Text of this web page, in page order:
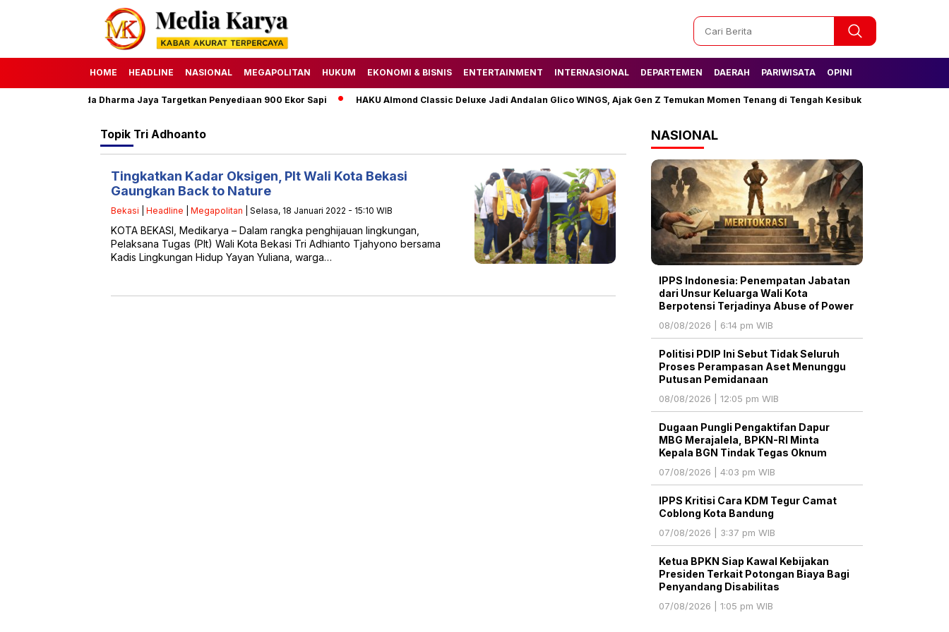
HOME HEADLINE NASIONAL MEGAPOLITAN HUKUM EKONOMI & BISNIS ENTERTAINMENT INTERNASIONAL DEPARTEMEN DAERAH PARIWISATA OPINI
1447 H, Perumda Dharma Jaya Targetkan Penyediaan 900 Ekor Sapi HAKU Almond Classic Deluxe Jadi Andalan Glico WINGS, Ajak Gen Z Temukan Momen Tenang di Tengah Kesibukan
Topik Tri Adhoanto
Tingkatkan Kadar Oksigen, Plt Wali Kota Bekasi
Gaungkan Back to Nature
Bekasi Headline Megapolitan | Selasa, 18 Januari 2022 - 15:10 WIB
KOTA BEKASI, Medikarya – Dalam rangka penghijauan lingkungan,
Pelaksana Tugas (Plt) Wali Kota Bekasi Tri Adhianto Tjahyono bersama
Kadis Lingkungan Hidup Yayan Yuliana, warga…
NASIONAL
IPPS Indonesia: Penempatan Jabatan
dari Unsur Keluarga Wali Kota
Berpotensi Terjadinya Abuse of Power
08/08/2026 | 6:14 pm WIB
Politisi PDIP Ini Sebut Tidak Seluruh
Proses Perampasan Aset Menunggu
Putusan Pemidanaan
08/08/2026 | 12:05 pm WIB
Dugaan Pungli Pengaktifan Dapur
MBG Merajalela, BPKN-RI Minta
Kepala BGN Tindak Tegas Oknum
07/08/2026 | 4:03 pm WIB
IPPS Kritisi Cara KDM Tegur Camat
Coblong Kota Bandung
07/08/2026 | 3:37 pm WIB
Ketua BPKN Siap Kawal Kebijakan
Presiden Terkait Potongan Biaya Bagi
Penyandang Disabilitas
07/08/2026 | 1:05 pm WIB